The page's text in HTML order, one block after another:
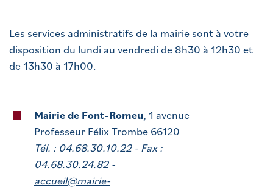
Les services administratifs de la mairie sont à votre
disposition du lundi au vendredi de 8h30 à 12h30 et
de 13h30 à 17h00.
Mairie de Font-Romeu, 1 avenue
Professeur Félix Trombe 66120
Tél. : 04.68.30.10.22 - Fax :
04.68.30.24.82 -
accueil@mairie-